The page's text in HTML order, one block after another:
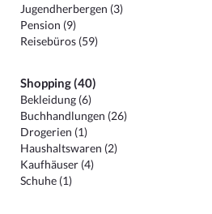
Jugendherbergen (3)
Pension (9)
Reisebüros (59)
Shopping (40)
Bekleidung (6)
Buchhandlungen (26)
Drogerien (1)
Haushaltswaren (2)
Kaufhäuser (4)
Schuhe (1)